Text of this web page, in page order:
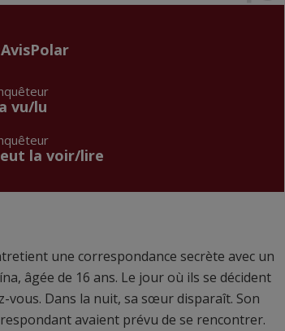
vu/lu
la voir/lire
une correspondance secrète avec un
âgée de 16 ans. Le jour où ils se décident
vous. Dans la nuit, sa sœur disparaît. Son
avaient prévu de se rencontrer.